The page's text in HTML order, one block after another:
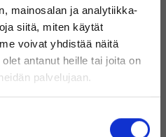
mainosalan ja analytiikka-
siitä, miten käytät
voivat yhdistää näitä
antanut heille tai joita on
palvelujaan.
€ 99 €
verkkokauppaan!